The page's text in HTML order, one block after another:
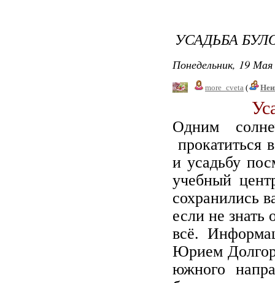
УСАДЬБА
Понедельник, 19
more_cveta (
Одним
прокатиться
и усадьбу
учебный
сохранились
если не
всё.
Юрием
южного